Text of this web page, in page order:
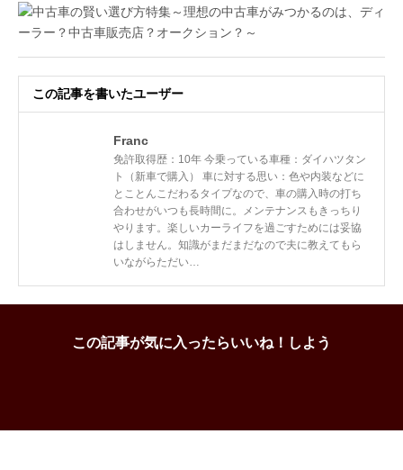
この記事を書いたユーザー
Franc
免許取得歴：10年 今乗っている車種：ダイハツタン
ト（新車で購入） 車に対する思い：色や内装などに
とことんこだわるタイプなので、車の購入時の打ち
合わせがいつも長時間に。メンテナンスもきっちり
やります。楽しいカーライフを過ごすためには妥協
はしません。知識がまだまだなので夫に教えてもら
いながらただい…
この記事が気に入ったらいいね！しよう